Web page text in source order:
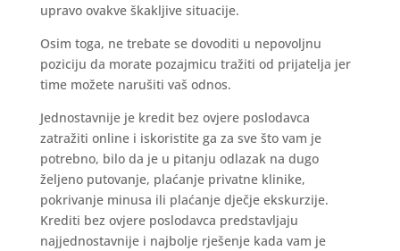
upravo ovakve škakljive situacije.
Osim toga, ne trebate se dovoditi u nepovoljnu
poziciju da morate pozajmicu tražiti od prijatelja jer
time možete narušiti vaš odnos.
Jednostavnije je kredit bez ovjere poslodavca
zatražiti online i iskoristite ga za sve što vam je
potrebno, bilo da je u pitanju odlazak na dugo
željeno putovanje, plaćanje privatne klinike,
pokrivanje minusa ili plaćanje dječje ekskurzije.
Krediti bez ovjere poslodavca predstavljaju
najjednostavnije i najbolje rješenje kada vam je